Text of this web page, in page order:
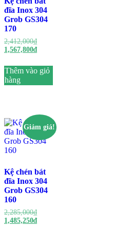
đĩa Inox 304
Grob GS304
170
2,412,000₫Giá
gốc
2,412,000₫.
1,567,800₫Giá
tại
là:
Thêm vào giỏ
hàng
Giảm giá!
Kệ chén bát
đĩa Inox 304
Grob GS304
160
2,285,000₫Giá
gốc
1,485,250₫Giá